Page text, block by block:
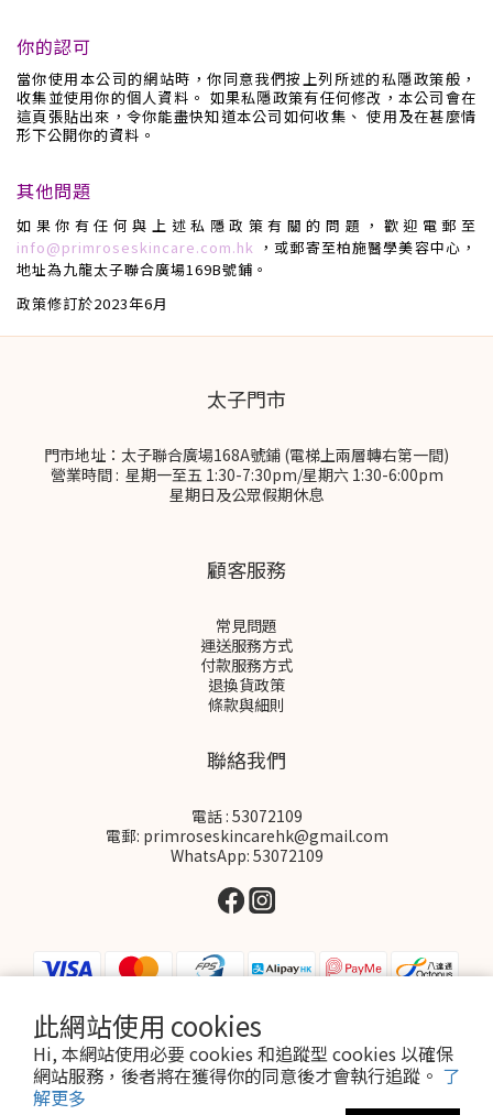
此網站使用 cookies
Hi, 本網站使用必要 cookies 和追蹤型 cookies 以確保
網站服務，後者將在獲得你的同意後才會執行追蹤。 了
解更多
你的認可
當你使用本公司的網站時，你同意我們按上列所述的私隱政策般，
收集並使用你的個人資料。 如果私隱政策有任何修改，本公司會在
這頁張貼出來，令你能盡快知道本公司如何收集、 使用及在甚麼情
形下公開你的資料。
其他問題
如果你有任何與上述私隱政策有關的問題，歡迎電郵至
info@primroseskincare.com.hk ，或郵寄至柏施醫學美容中心 ，
地址為九龍太子聯合廣場169B號鋪 。
政策修訂於2023年6月
太子門市
門市地址：太子聯合廣場168A號鋪 (電梯上兩層轉右第一間)
營業時間 : 星期一至五 1:30-7:30pm/星期六 1:30-6:00pm
星期日及公眾假期休息
顧客服務
常見問題
運送服務方式
付款服務方式
退換貨政策
條款與細則
聯絡我們
電話 : 53072109
電郵: primroseskincarehk@gmail.com
WhatsApp: 53072109
$HKD 繁體中文